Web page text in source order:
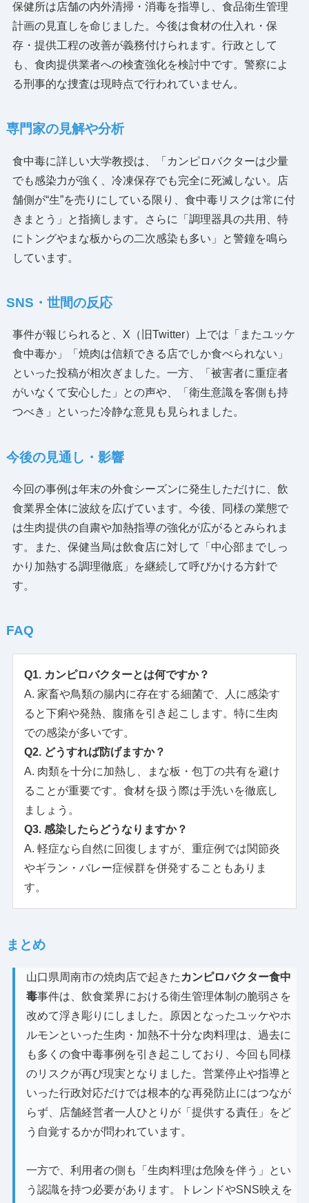
保健所は店舗の内外清掃・消毒を指導し、食品衛生管理
計画の見直しを命じました。今後は食材の仕入れ・保
存・提供工程の改善が義務付けられます。行政として
も、食肉提供業者への検査強化を検討中です。警察によ
る刑事的な捜査は現時点で行われていません。
専門家の見解や分析
食中毒に詳しい大学教授は、「カンピロバクターは少量
でも感染力が強く、冷凍保存でも完全に死滅しない。店
舗側が“生”を売りにしている限り、食中毒リスクは常に付
きまとう」と指摘します。さらに「調理器具の共用、特
にトングやまな板からの二次感染も多い」と警鐘を鳴ら
しています。
SNS・世間の反応
事件が報じられると、X（旧Twitter）上では「またユッケ
食中毒か」「焼肉は信頼できる店でしか食べられない」
といった投稿が相次ぎました。一方、「被害者に重症者
がいなくて安心した」との声や、「衛生意識を客側も持
つべき」といった冷静な意見も見られました。
今後の見通し・影響
今回の事例は年末の外食シーズンに発生しただけに、飲
食業界全体に波紋を広げています。今後、同様の業態で
は生肉提供の自粛や加熱指導の強化が広がるとみられま
す。また、保健当局は飲食店に対して「中心部までしっ
かり加熱する調理徹底」を継続して呼びかける方針で
す。
FAQ
Q1. カンピロバクターとは何ですか？
A. 家畜や鳥類の腸内に存在する細菌で、人に感染す
ると下痢や発熱、腹痛を引き起こします。特に生肉
での感染が多いです。
Q2. どうすれば防げますか？
A. 肉類を十分に加熱し、まな板・包丁の共有を避け
ることが重要です。食材を扱う際は手洗いを徹底し
ましょう。
Q3. 感染したらどうなりますか？
A. 軽症なら自然に回復しますが、重症例では関節炎
やギラン・バレー症候群を併発することもありま
す。
まとめ
山口県周南市の焼肉店で起きた カンピロバクター食中
毒事件は、飲食業界における衛生管理体制の脆弱さを
改めて浮き彫りにしました。原因となったユッケやホ
ルモンといった生肉・加熱不十分な肉料理は、過去に
も多くの食中毒事例を引き起こしており、今回も同様
のリスクが再び現実となりました。営業停止や指導と
いった行政対応だけでは根本的な再発防止にはつなが
らず、店舗経営者一人ひとりが「提供する責任」をど
う自覚するかが問われています。
一方で、利用者の側も「生肉料理は危険を伴う」とい
う認識を持つ必要があります。トレンドやSNS映えを